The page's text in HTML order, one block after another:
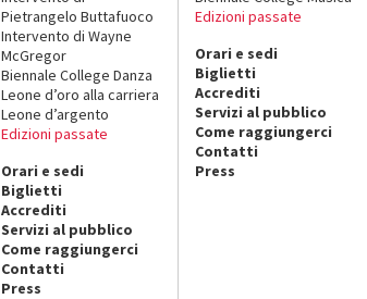
Pietrangelo Buttafuoco
Intervento di Wayne
McGregor
Biennale College Danza
Leone d’oro alla carriera
Leone d’argento
Edizioni passate
Orari e sedi
Biglietti
Accrediti
Servizi al pubblico
Come raggiungerci
Contatti
Press
Edizioni passate
Orari e sedi
Biglietti
Accrediti
Servizi al pubblico
Come raggiungerci
Contatti
Press